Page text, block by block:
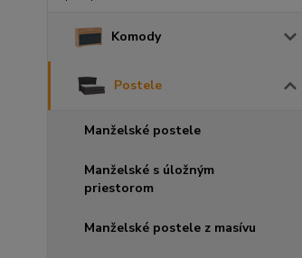
Komody
Postele
Manželské postele
Manželské s úložným
priestorom
Manželské postele z masívu